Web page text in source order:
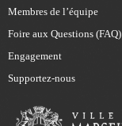
Membres de l’équipe
Foire aux Questions (FAQ)
Engagement
Supportez-nous